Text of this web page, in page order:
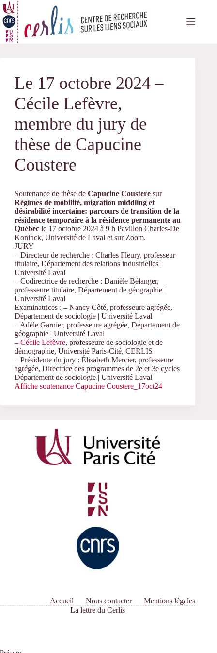
Passer
au
contenu
Le 17 octobre 2024 –
Cécile Lefèvre,
membre du jury de
thèse de Capucine
Coustere
Soutenance de thèse de Capucine Coustere sur
Régimes de mobilité, migration middling et
désirabilité incertaine: parcours de transition de la
résidence temporaire à la résidence permanente au
Québec le 17 octobre 2024 à 9 h Pavillon Charles-De
Koninck, Université de Laval et sur Zoom.
JURY
– Directeur de recherche : Charles Fleury, professeur
titulaire, Département des relations industrielles |
Université Laval
– Codirectrice de recherche : Danièle Bélanger,
professeure titulaire, Département de géographie |
Université Laval
Examinatrices : – Nancy Côté, professeure agrégée,
Département de sociologie | Université Laval
– Adèle Garnier, professeure agrégée, Département de
géographie | Université Laval
– Cécile Lefèvre, professeure de sociologie et de
démographie, Université Paris-Cité, CERLIS
– Présidente du jury : Élisabeth Mercier, professeure
agrégée, Directrice des programmes de 2e et 3e cycles
Département de sociologie | Université Laval
Affiche soutenance Capucine Coustere_17oct24
Accueil Nous contacter
Mentions légales
La lettre du Cerlis